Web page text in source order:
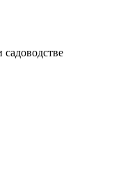
садоводстве